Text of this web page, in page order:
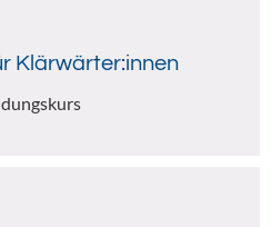
Klärwärter:innen